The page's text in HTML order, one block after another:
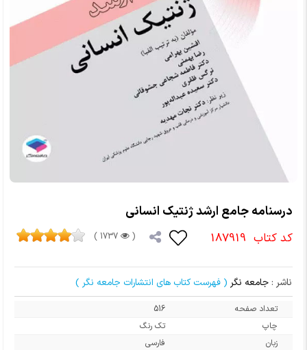
درسنامه جامع ارشد ژنتیک انسانی
کد کتاب 187919
(
1737 )
ناشر : جامعه نگر ( فهرست کتاب های انتشارات جامعه نگر )
تعداد صفحه
516
چاپ
تک رنگ
زبان
فارسی